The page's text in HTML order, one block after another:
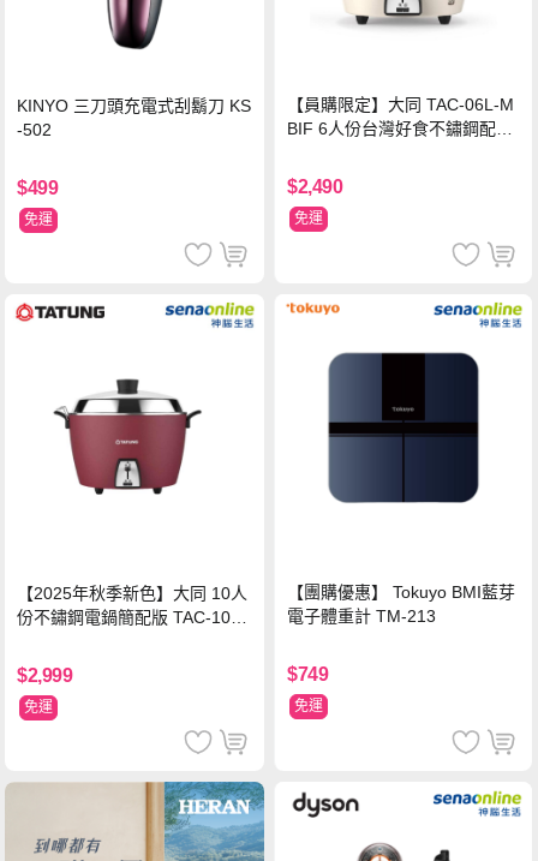
KINYO 三刀頭充電式刮鬍刀 KS
-502
$499
免運
【員購限定】大同 TAC-06L-M
BIF 6人份台灣好食不鏽鋼配件
$2,490
免運
【2025年秋季新色】大同 10人
份不鏽鋼電鍋簡配版 TAC-10L-
$2,999
免運
【團購優惠】 Tokuyo BMI藍芽
電子體重計 TM-213
$749
免運